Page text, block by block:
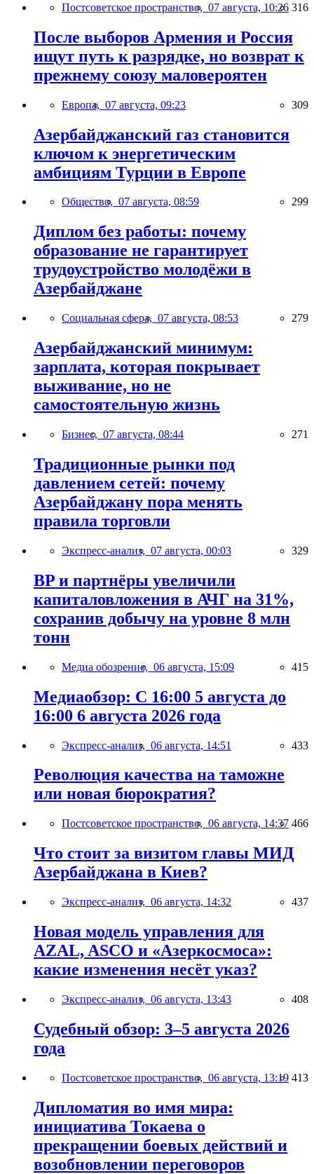
Постсоветское пространство, 07 августа, 10:26 316
После выборов Армения и Россия
ищут путь к разрядке, но возврат к
прежнему союзу маловероятен
Европа, 07 августа, 09:23 309
Азербайджанский газ становится
ключом к энергетическим
амбициям Турции в Европе
Общество, 07 августа, 08:59 299
Диплом без работы: почему
образование не гарантирует
трудоустройство молодёжи в
Азербайджане
Социальная сфера, 07 августа, 08:53 279
Азербайджанский минимум:
зарплата, которая покрывает
выживание, но не
самостоятельную жизнь
Бизнес, 07 августа, 08:44 271
Традиционные рынки под
давлением сетей: почему
Азербайджану пора менять
правила торговли
Экспресс-анализ, 07 августа, 00:03 329
BP и партнёры увеличили
капиталовложения в АЧГ на 31%,
сохранив добычу на уровне 8 млн
тонн
Медиа обозрение, 06 августа, 15:09 415
Медиаобзор: С 16:00 5 августа до
16:00 6 августа 2026 года
Экспресс-анализ, 06 августа, 14:51 433
Революция качества на таможне
или новая бюрократия?
Постсоветское пространство, 06 августа, 14:37 466
Что стоит за визитом главы МИД
Азербайджана в Киев?
Экспресс-анализ, 06 августа, 14:32 437
Новая модель управления для
AZAL, ASCO и «Азеркосмоса»:
какие изменения несёт указ?
Экспресс-анализ, 06 августа, 13:43 408
Судебный обзор: 3–5 августа 2026
года
Постсоветское пространство, 06 августа, 13:19 413
Дипломатия во имя мира:
инициатива Токаева о
прекращении боевых действий и
возобновлении переговоров